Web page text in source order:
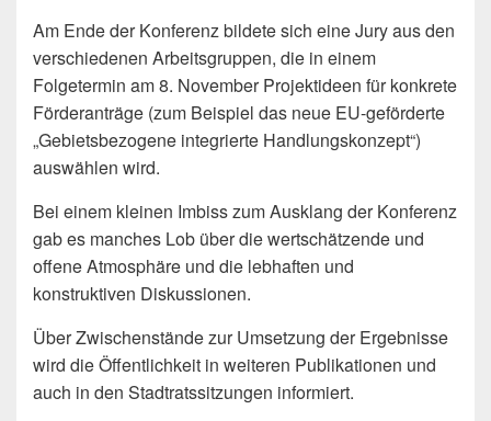
Am Ende der Konferenz bildete sich eine Jury aus den
verschiedenen Arbeitsgruppen, die in einem
Folgetermin am 8. November Projektideen für konkrete
Förderanträge (zum Beispiel das neue EU-geförderte
„Gebietsbezogene integrierte Handlungskonzept“)
auswählen wird.
Bei einem kleinen Imbiss zum Ausklang der Konferenz
gab es manches Lob über die wertschätzende und
offene Atmosphäre und die lebhaften und
konstruktiven Diskussionen.
Über Zwischenstände zur Umsetzung der Ergebnisse
wird die Öffentlichkeit in weiteren Publikationen und
auch in den Stadtratssitzungen informiert.